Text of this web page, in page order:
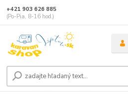
+421 903 626 885
(Po-Pia, 8-16 hod.)